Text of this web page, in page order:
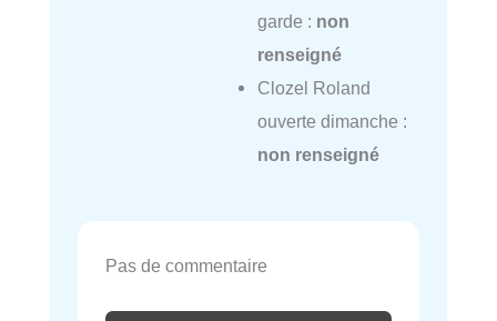
garde : non
renseigné
Clozel Roland
ouverte dimanche :
non renseigné
Pas de commentaire